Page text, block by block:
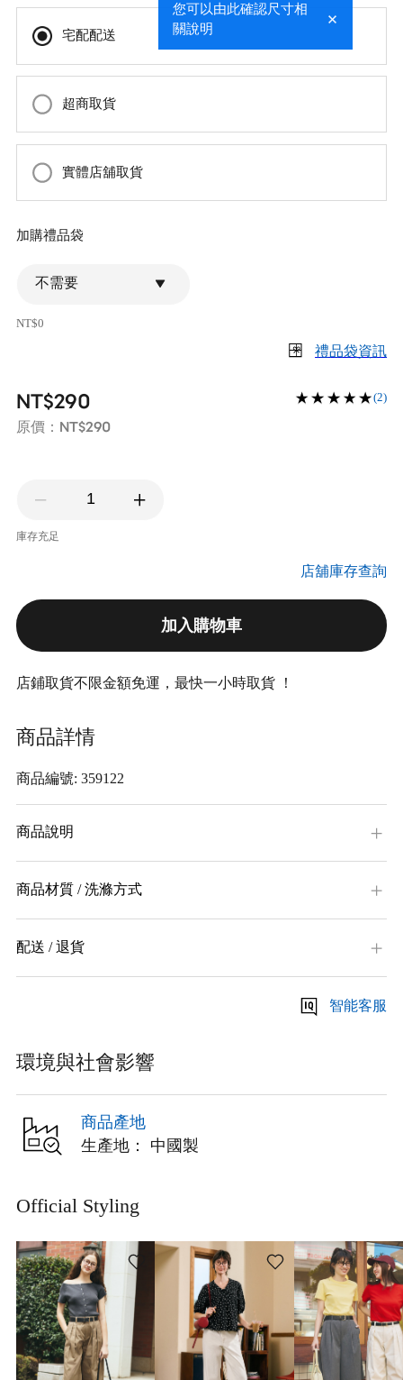
您可以由此確認尺寸相
關說明
宅配配送
超商取貨
實體店舖取貨
加購禮品袋
不需要
NT$0
禮品袋資訊
NT$290
原價： NT$290
(2)
庫存充足
店舖庫存查詢
加入購物車
店鋪取貨不限金額免運，最快一小時取貨 ！
商品詳情
商品編號: 359122
商品說明
商品材質 / 洗滌方式
配送 / 退貨
智能客服
環境與社會影響
商品產地
生產地： 中國製
Official Styling